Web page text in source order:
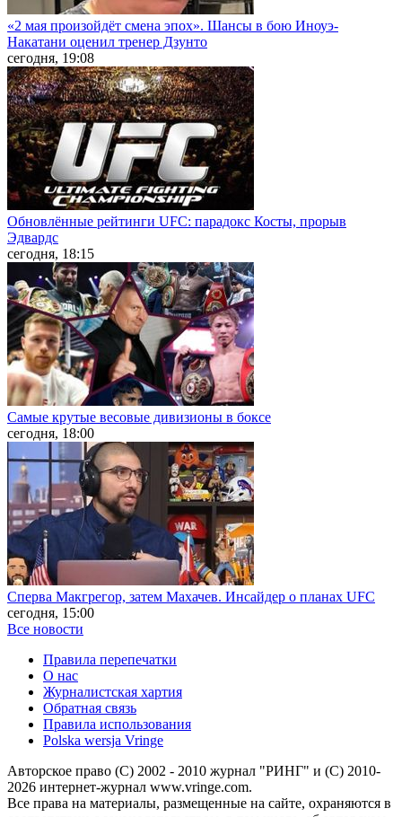
«2 мая произойдёт смена эпох». Шансы в бою Иноуэ-
Накатани оценил тренер Дзунто
сегодня, 19:08
Обновлённые рейтинги UFC: парадокс Косты, прорыв
Эдвардс
сегодня, 18:15
Самые крутые весовые дивизионы в боксе
сегодня, 18:00
Сперва Макгрегор, затем Махачев. Инсайдер о планах UFC
сегодня, 15:00
Все новости
Правила перепечатки
О нас
Журналистская хартия
Обратная связь
Правила использования
Polska wersja Vringe
Авторское право (С) 2002 - 2010 журнал "РИНГ" и (С) 2010-
2026 интернет-журнал www.vringe.com.
Все права на материалы, размещенные на сайте, охраняются в